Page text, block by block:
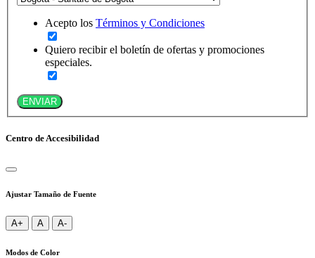
Acepto los Términos y Condiciones
Quiero recibir el boletín de ofertas y promociones
especiales.
ENVIAR
Centro de Accesibilidad
Ajustar Tamaño de Fuente
A+ A A-
Modos de Color